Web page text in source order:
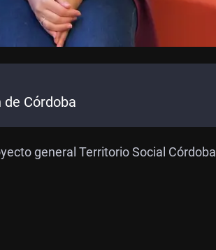
Córdoba
general Territorio Social Córdoba